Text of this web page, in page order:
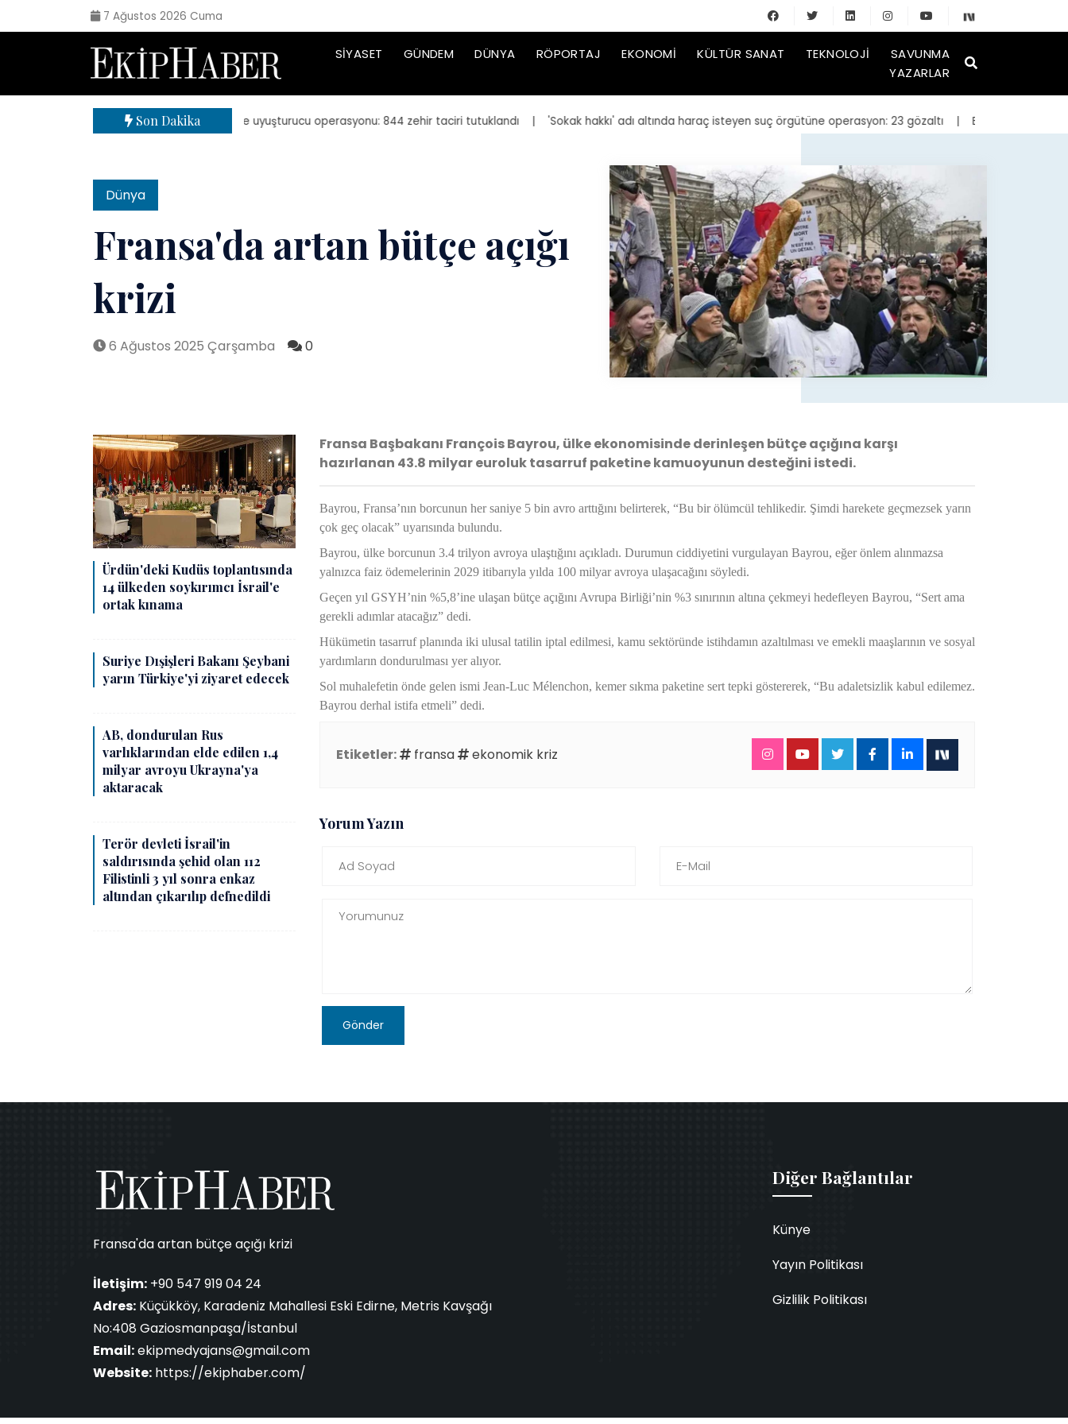
7 Ağustos 2026 Cuma
SIYASET GÜNDEM DÜNYA RÖPORTAJ EKONOMI KÜLTÜR SANAT TEKNOLOJI
SAVUNMA
YAZARLAR
Son Dakika| 71 ilde uyuşturucu operasyonu: 844 zehir taciri tutuklandı | 'Sokak hakkı' adı altında haraç isteyen suç örgütüne operasyon: 23 gözaltı | Bakan Kurum, yeniden
Dünya
Fransa'da artan bütçe açığı
krizi
6 Ağustos 2025 Çarşamba 0
Fransa Başbakanı François Bayrou, ülke ekonomisinde derinleşen bütçe açığına karşı
hazırlanan 43.8 milyar euroluk tasarruf paketine kamuoyunun desteğini istedi.
Bayrou, Fransa’nın borcunun her saniye 5 bin avro arttığını belirterek, “Bu bir ölümcül tehlikedir. Şimdi harekete geçmezsek yarın
çok geç olacak” uyarısında bulundu.
Bayrou, ülke borcunun 3.4 trilyon avroya ulaştığını açıkladı. Durumun ciddiyetini vurgulayan Bayrou, eğer önlem alınmazsa
yalnızca faiz ödemelerinin 2029 itibarıyla yılda 100 milyar avroya ulaşacağını söyledi.
Geçen yıl GSYH’nin %5,8’ine ulaşan bütçe açığını Avrupa Birliği’nin %3 sınırının altına çekmeyi hedefleyen Bayrou, “Sert ama
gerekli adımlar atacağız” dedi.
Hükümetin tasarruf planında iki ulusal tatilin iptal edilmesi, kamu sektöründe istihdamın azaltılması ve emekli maaşlarının ve sosyal
yardımların dondurulması yer alıyor.
Sol muhalefetin önde gelen ismi Jean-Luc Mélenchon, kemer sıkma paketine sert tepki göstererek, “Bu adaletsizlik kabul edilemez.
Bayrou derhal istifa etmeli” dedi.
Etiketler: fransa ekonomik kriz
Yorum Yazın
Gönder
Ürdün'deki Kudüs toplantısında
14 ülkeden soykırımcı İsrail'e
ortak kınama
Suriye Dışişleri Bakanı Şeybani
yarın Türkiye'yi ziyaret edecek
AB, dondurulan Rus
varlıklarından elde edilen 1,4
milyar avroyu Ukrayna'ya
aktaracak
Terör devleti İsrail'in
saldırısında şehid olan 112
Filistinli 3 yıl sonra enkaz
altından çıkarılıp defnedildi
Fransa'da artan bütçe açığı krizi
İletişim: +90 547 919 04 24
Adres: Küçükköy, Karadeniz Mahallesi Eski Edirne, Metris Kavşağı
No:408 Gaziosmanpaşa/İstanbul
Email:ekipmedyajans@gmail.com
Website: https://ekiphaber.com/
Diğer Bağlantılar
Künye
Yayın Politikası
Gizlilik Politikası